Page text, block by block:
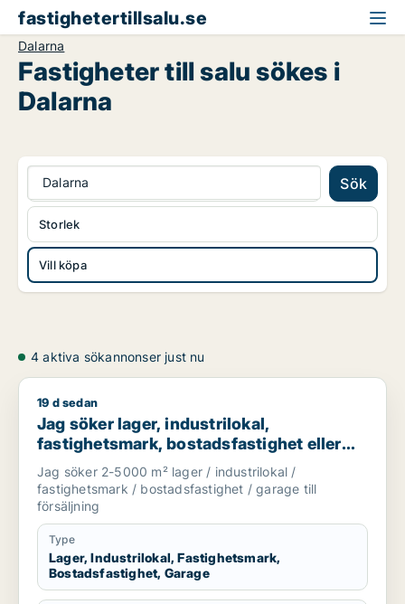
fastighetertillsalu.se
Dalarna
Fastigheter till salu sökes i
Dalarna
Dalarna Sök
Vill köpa
Storlek
4 aktiva sökannonser just nu
Jag söker lager, industrilokal, fastighetsmark,
19 d sedan
Jag söker lager, industrilokal,
fastighetsmark, bostadsfastighet eller
garage till salu i Dalarna
Jag söker 2-5000 m² lager / industrilokal /
fastighetsmark / bostadsfastighet / garage till
försäljning
Type
Lager, Industrilokal, Fastighetsmark,
Bostadsfastighet, Garage